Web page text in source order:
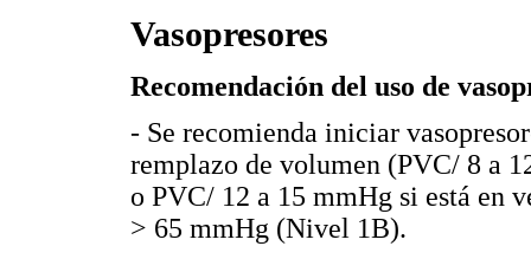
Vasopresores
Recomendación del uso de
- Se recomienda iniciar
remplazo de volumen (PVC/ 8 a
o PVC/ 12 a 15 mmHg si está en
> 65 mmHg (Nivel 1B).